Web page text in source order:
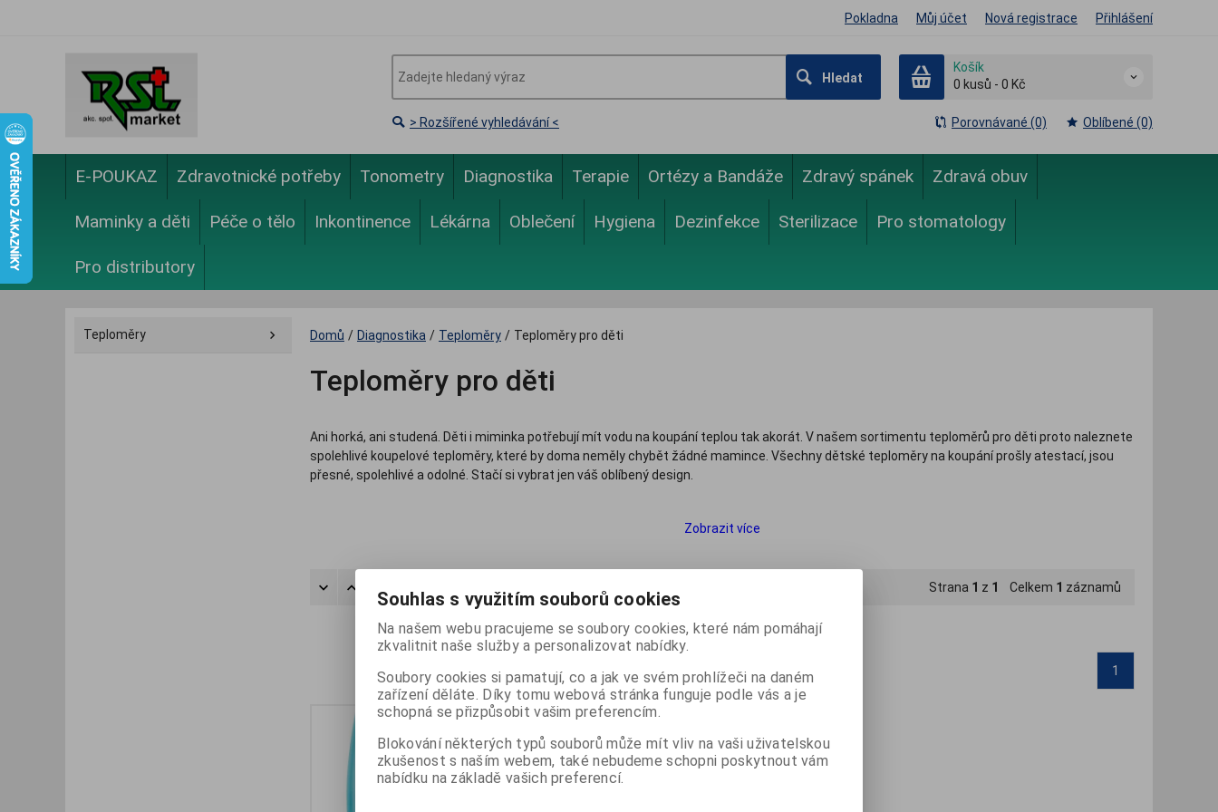
Pokladna Můj účet Nová registrace Přihlášení
Hledat
Košík
0 kusů - 0 Kč
> Rozšířené vyhledávání < Porovnávané (0) Oblíbené (0)
E-POUKAZ Zdravotnické potřeby Tonometry Diagnostika Terapie Ortézy a Bandáže Zdravý spánek Zdravá obuv
Maminky a děti Péče o tělo Inkontinence Lékárna Oblečení Hygiena Dezinfekce Sterilizace Pro stomatology
Pro distributory
Teploměry Domů / Diagnostika / Teploměry / Teploměry pro děti
Teploměry pro děti
Ani horká, ani studená. Děti i miminka potřebují mít vodu na koupání teplou tak akorát. V našem sortimentu teploměrů pro děti proto naleznete
spolehlivé koupelové teploměry, které by doma neměly chybět žádné mamince. Všechny dětské teploměry na koupání prošly atestací, jsou
přesné, spolehlivé a odolné. Stačí si vybrat jen váš oblíbený design.
. Tyto lékařské teploměry pro děti i miminka pro měření tělesné teploty pak naleznete v kategoriích bezkontaktní teploměry,
Zobrazit více
Strana 1 z 1 Celkem 1 záznamů
Počet na stránku 20 40 60
1
Souhlas s využitím souborů cookies
Na našem webu pracujeme se soubory cookies, které nám pomáhají
zkvalitnit naše služby a personalizovat nabídky.
Soubory cookies si pamatují, co a jak ve svém prohlížeči na daném
zařízení děláte. Díky tomu webová stránka funguje podle vás a je
schopná se přizpůsobit vašim preferencím.
Blokování některých typů souborů může mít vliv na vaši uživatelskou
zkušenost s naším webem, také nebudeme schopni poskytnout vám
nabídku na základě vašich preferencí.